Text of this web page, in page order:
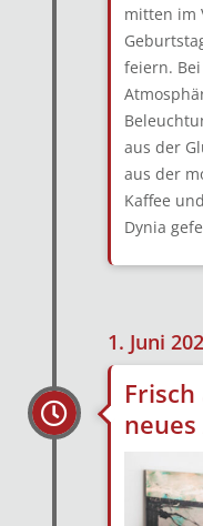
mitten im
feiern.
aus der
aus der
Kaffee
Dynia
1. Juni